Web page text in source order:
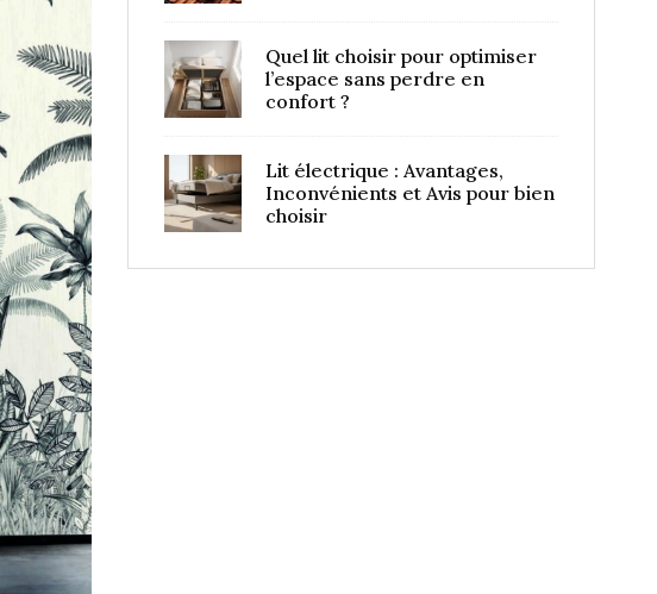
Quel lit choisir pour optimiser
l’espace sans perdre en
confort ?
Lit électrique : Avantages,
Inconvénients et Avis pour bien
choisir